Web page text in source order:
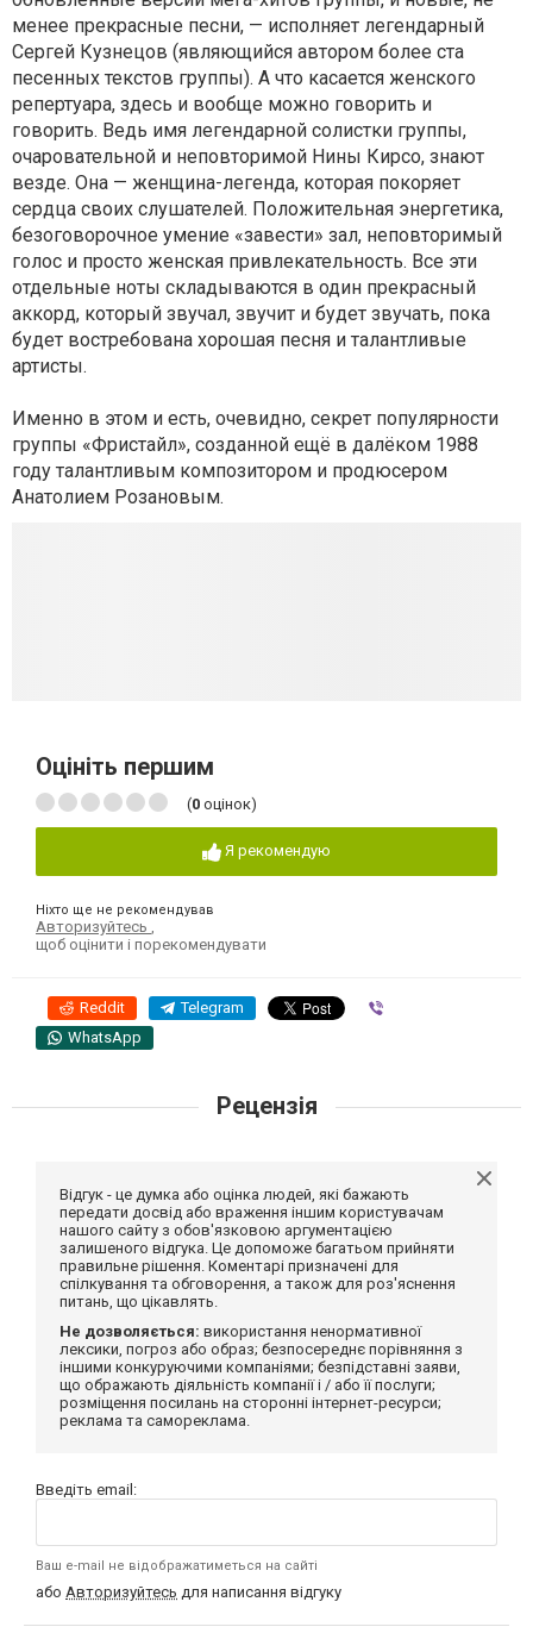
менее прекрасные песни, — исполняет легендарный
Сергей Кузнецов (являющийся автором более ста
песенных текстов группы). А что касается женского
репертуара, здесь и вообще можно говорить и
говорить. Ведь имя легендарной солистки группы,
очаровательной и неповторимой Нины Кирсо, знают
везде. Она — женщина-легенда, которая покоряет
сердца своих слушателей. Положительная энергетика,
безоговорочное умение «завести» зал, неповторимый
голос и просто женская привлекательность. Все эти
отдельные ноты складываются в один прекрасный
аккорд, который звучал, звучит и будет звучать, пока
будет востребована хорошая песня и талантливые
артисты.
Именно в этом и есть, очевидно, секрет популярности
группы «Фристайл», созданной ещё в далёком 1988
году талантливым композитором и продюсером
Анатолием Розановым.
Оцініть першим
(0 оцінок)
Я рекомендую
Ніхто ще не рекомендував
Авторизуйтесь
щоб оцінити і порекомендувати
Reddit Telegram
WhatsApp
Рецензія
Відгук - це думка або оцінка людей, які бажають
передати досвід або враження іншим користувачам
нашого сайту з обов'язковою аргументацією
залишеного відгука. Це допоможе багатьом прийняти
правильне рішення. Коментарі призначені для
спілкування та обговорення, а також для роз'яснення
питань, що цікавлять.
Не дозволяється: використання ненормативної
лексики, погроз або образ; безпосереднє порівняння з
іншими конкуруючими компаніями; безпідставні заяви,
що ображають діяльність компанії і / або її послуги;
розміщення посилань на сторонні інтернет-ресурси;
реклама та самореклама.
Введіть email:
Ваш e-mail не відображатиметься на сайті
або Авторизуйтесь для написання відгуку